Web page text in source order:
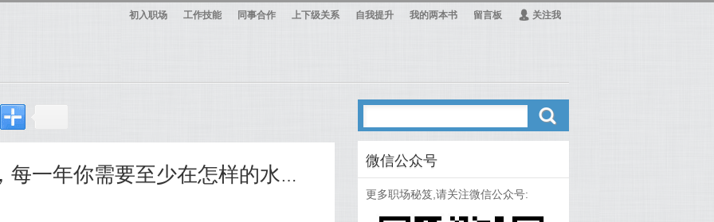
初入职场 工作技能 同事合作 上下级关系 自我提升 我的两本书 留言板 Ą 关注我
【349】工作前几年，每一年你需要至少在怎样的水平才不会被干掉？
ő
微信公众号
更多职场秘笈,请关注微信公众号: